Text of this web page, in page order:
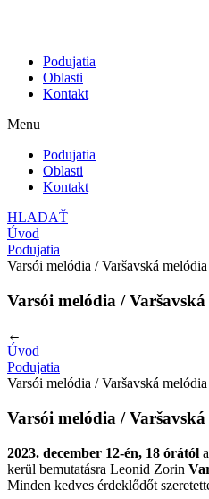
Podujatia
Oblasti
Kontakt
Menu
Podujatia
Oblasti
Kontakt
HLADAŤ
Úvod
Podujatia
Varsói melódia / Varšavská melódia
Varsói melódia /
←
Úvod
Podujatia
Varsói melódia / Varšavská melódia
Varsói melódia /
2023. december 12-én, 18 órától
kerül bemutatásra Leonid Zorin
Minden kedves érdeklődőt